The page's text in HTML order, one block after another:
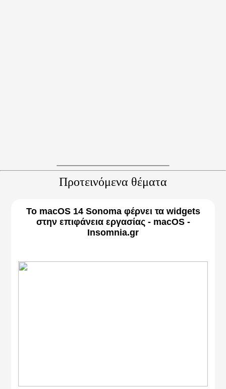
Προτεινόμενα θέματα
Το macOS 14 Sonoma φέρνει τα widgets
στην επιφάνεια εργασίας - macOS -
Insomnia.gr